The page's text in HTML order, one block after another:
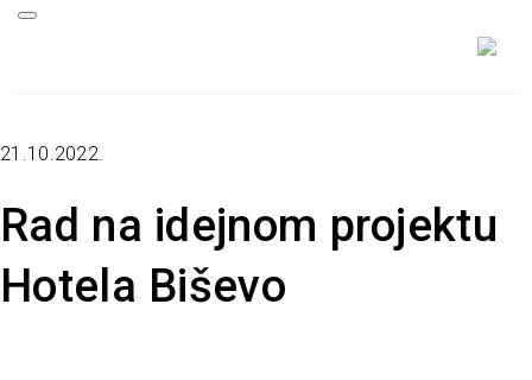
Rad na idejnom projektu
Hotela Biševo
21.10.2022.